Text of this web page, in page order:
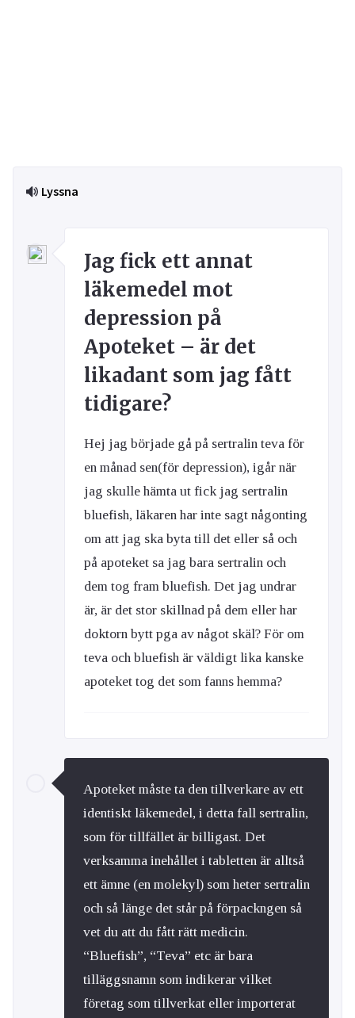
Lyssna
Jag fick ett annat
läkemedel mot
depression på
Apoteket – är det
likadant som jag fått
tidigare?
Hej jag började gå på sertralin teva för
en månad sen(för depression), igår när
jag skulle hämta ut fick jag sertralin
bluefish, läkaren har inte sagt någonting
om att jag ska byta till det eller så och
på apoteket sa jag bara sertralin och
dem tog fram bluefish. Det jag undrar
är, är det stor skillnad på dem eller har
doktorn bytt pga av något skäl? För om
teva och bluefish är väldigt lika kanske
apoteket tog det som fanns hemma?
Apoteket måste ta den tillverkare av ett
identiskt läkemedel, i detta fall sertralin,
som för tillfället är billigast. Det
verksamma inehållet i tabletten är alltså
ett ämne (en molekyl) som heter sertralin
och så länge det står på förpackngen så
vet du att du fått rätt medicin.
“Bluefish”, “Teva” etc är bara
tilläggsnamn som indikerar vilket
företag som tillverkat eller importerat